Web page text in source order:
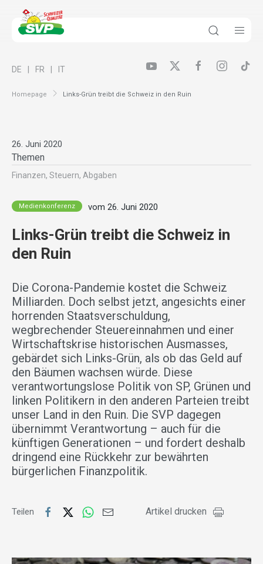
Homepage Links-Grün treibt die Schweiz in den Ruin
DE FR IT
26. Juni 2020
Themen
Finanzen, Steuern, Abgaben
Medienkonferenz vom 26. Juni 2020
Links-Grün treibt die Schweiz in
den Ruin
Die Corona-Pandemie kostet die Schweiz
Milliarden. Doch selbst jetzt, angesichts einer
horrenden Staatsverschuldung,
wegbrechender Steuereinnahmen und einer
Wirtschaftskrise historischen Ausmasses,
gebärdet sich Links-Grün, als ob das Geld auf
den Bäumen wachsen würde. Diese
verantwortungslose Politik von SP, Grünen und
linken Politikern in den anderen Parteien treibt
unser Land in den Ruin. Die SVP dagegen
übernimmt Verantwortung – auch für die
künftigen Generationen – und fordert deshalb
dringend eine Rückkehr zur bewährten
bürgerlichen Finanzpolitik.
Teilen Artikel drucken